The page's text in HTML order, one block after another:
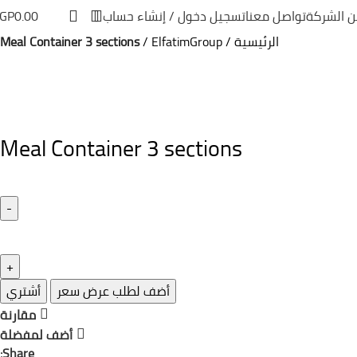
الشركةتواصل معناتسجيل دخول / إنشاء حساب
0.00
الرئيسية ElfatimGroup
Meal Container 3 sections
Meal Container 3 sections
أضف لطلب عرض سعر
أشتري
مقارنة
أضف لمفضلة